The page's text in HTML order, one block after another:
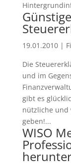
19.01.2010|
Die
und im
gibt es
nützliche und
geben!...
WISO